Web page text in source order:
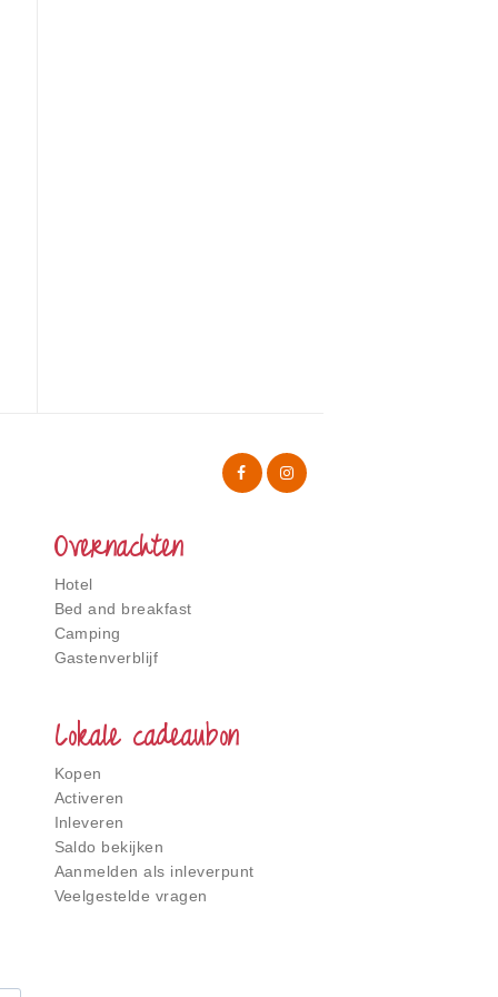
Overnachten
Hotel
Bed and breakfast
Camping
Gastenverblijf
Lokale cadeaubon
Kopen
Activeren
Inleveren
Saldo bekijken
Aanmelden als inleverpunt
Veelgestelde vragen